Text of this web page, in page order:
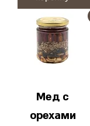
Г
р
а
м
м
Мед с
орехами